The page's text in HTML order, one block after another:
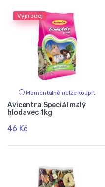
Výprodej
Momentálně nelze koupit
Avicentra Speciál malý
hlodavec 1kg
46 Kč